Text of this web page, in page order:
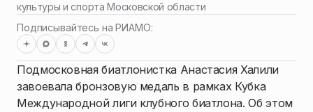
культуры и спорта Московской области
Подписывайтесь на РИАМО:
Подмосковная биатлонистка Анастасия Халили
завоевала бронзовую медаль в рамках Кубка
Международной лиги клубного биатлона. Об этом